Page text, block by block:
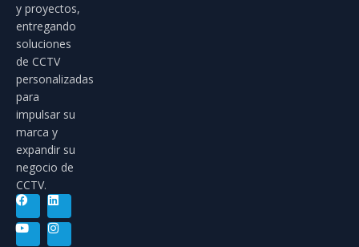
y proyectos,
entregando
soluciones
de CCTV
personalizadas
para
impulsar su
marca y
expandir su
negocio de
CCTV.